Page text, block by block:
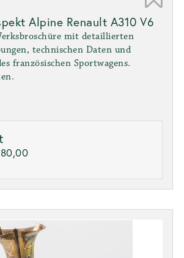
Alpine Renault A310 V6
mit detaillierten
technischen Daten und
französischen Sportwagens.